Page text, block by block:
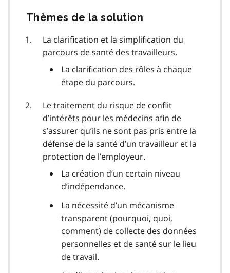
Thèmes de la solution
La clarification et la simplification du
parcours de santé des travailleurs.
La clarification des rôles à chaque
étape du parcours.
Le traitement du risque de conflit
d’intérêts pour les médecins afin de
s’assurer qu’ils ne sont pas pris entre la
défense de la santé d’un travailleur et la
protection de l’employeur.
La création d’un certain niveau
d’indépendance.
La nécessité d’un mécanisme
transparent (pourquoi, quoi,
comment) de collecte des données
personnelles et de santé sur le lieu
de travail.